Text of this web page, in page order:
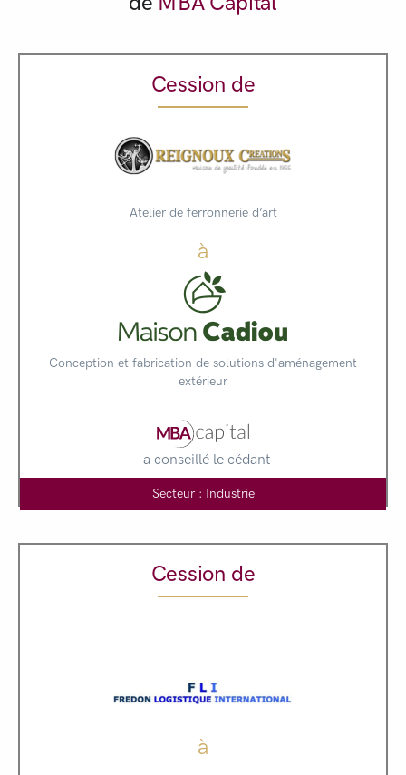
Cession de
Atelier de ferronnerie d’art
à
Conception et fabrication de solutions d'aménagement
extérieur
a conseillé le cédant
Secteur : Industrie
Cession de
à